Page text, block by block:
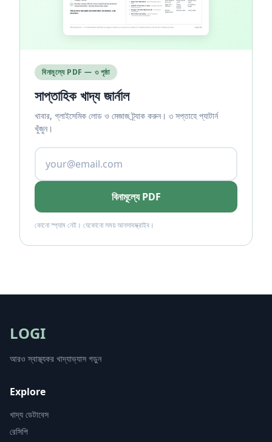
বিনামূল্যে PDF — ৩ পৃষ্ঠা
সাপ্তাহিক খাদ্য জার্নাল
খাবার, গ্লাইসেমিক লোড ও মেজাজ ট্র্যাক করুন। ৩ সপ্তাহে প্যাটার্ন
খুঁজুন।
বিনামূল্যে PDF
কোনো স্প্যাম নেই। যেকোনো সময় আনসাবস্ক্রাইব।
LOGI
আরও স্বাস্থ্যকর খাদ্যাভ্যাস গড়ুন
Explore
খাদ্য ডেটাবেস
রেসিপি